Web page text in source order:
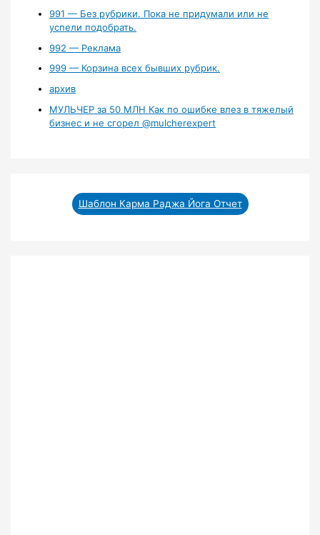
991 — Без рубрики. Пока не придумали или не
успели подобрать.
992 — Реклама
999 — Корзина всех бывших рубрик.
архив
МУЛЬЧЕР за 50 МЛН Как по ошибке влез в тяжелый
бизнес и не сгорел ‪@mulcherexpert‬​
Шаблон Карма Раджа Йога Отчет